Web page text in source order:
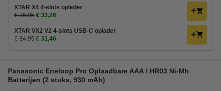
XTAR X4 4-slots oplader
€ 36,95 € 33,26
XTAR VX2 V2 4-slots USB-C oplader
€ 34,95 € 31,46
Panasonic Eneloop Pro Oplaadbare AAA / HR03 Ni-Mh
Batterijen (2 stuks, 930 mAh)